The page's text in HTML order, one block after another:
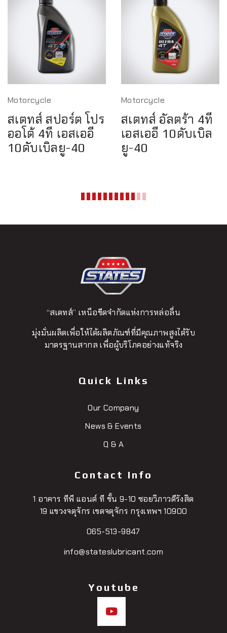
Motorcycle
สเตทส์ สปอร์ต โปร
ออโต้ 4ที เอสเออี
10ดับเบิลยู-40
Motorcycle
สเตทส์ อัลตร้า 4ที
เอสเออี 10ดับเบิล
ยู-40
“สเตทส์” เหนือขีดจำกัดแห่งการหล่อลื่น
มุ่งมั่นผลิตเพื่อให้ได้ผลิตภัณฑ์ที่มีคุณภาพสูงได้รับ
มาตรฐานสากล เพื่อผู้บริโภคอย่างแท้จริง
Quick Links
Our Company
News & Events
Q & A
Contact Info
1 อาคาร ทีพี แอนด์ ที ชั้น 9-10 ซอยวิภาวดีรังสิต
19 แขวงจตุจักร เขตจตุจักร กรุงเทพฯ 10900
065-513-9847
info@stateslubricant.com
Youtube